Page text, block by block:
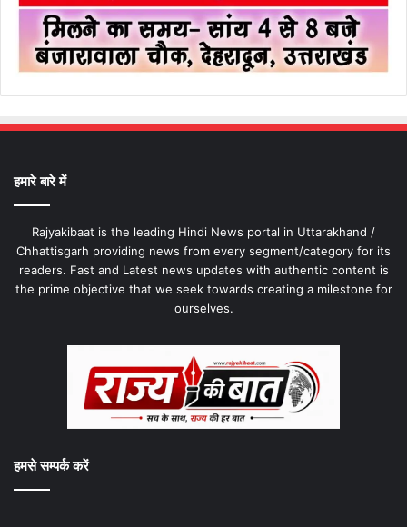
हमारे बारे में
Rajyakibaat is the leading Hindi News portal in Uttarakhand /
Chhattisgarh providing news from every segment/category for its
readers. Fast and Latest news updates with authentic content is
the prime objective that we seek towards creating a milestone for
ourselves.
हमसे सम्पर्क करें